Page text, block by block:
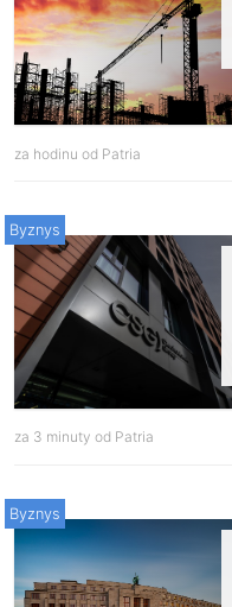
za hodinu od Patria
Byznys
za 3 minuty od Patria
Byznys